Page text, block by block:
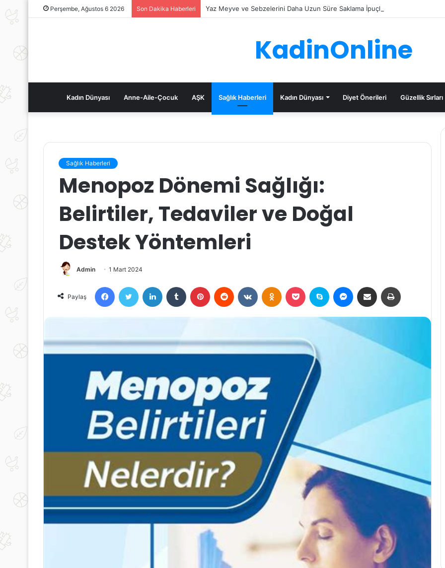
Perşembe, Ağustos 6 2026 Son Dakika Haberleri Yaz Meyve ve Sebzelerini Daha Uzun Süre Saklama İpuçları
KadinOnline
Kadın Dünyası Anne-Aile-Çocuk AŞK Sağlık Haberleri Kadın Dünyası Diyet Önerileri Güzellik Sırları
Sağlık Haberleri
Menopoz Dönemi Sağlığı:
Belirtiler, Tedaviler ve Doğal
Destek Yöntemleri
Admin 1 Mart 2024
Paylaş
FacebookTwitter LinkedIn Tumblr Pinterest Reddit VKontakteOdnoklassniki
Pocket Skype MessengerE-Posta ile paylaş